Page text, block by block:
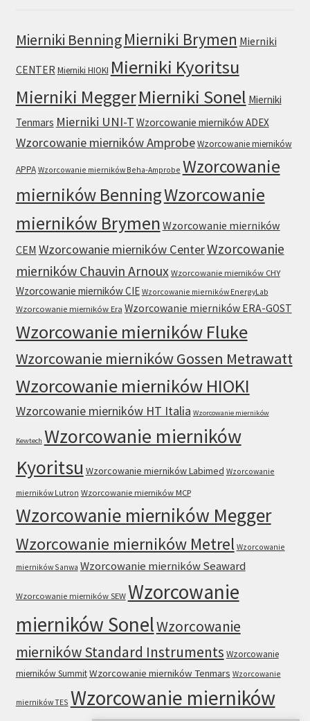
Mierniki BenningMierniki Brymen Mierniki
CENTER Mierniki HIOKI Mierniki Kyoritsu
Mierniki MeggerMierniki Sonel Mierniki
Tenmars Mierniki UNI-T Wzorcowanie mierników ADEX
Wzorcowanie mierników AmprobeWzorcowanie mierników
APPA Wzorcowanie mierników Beha-Amprobe Wzorcowanie
mierników BenningWzorcowanie
mierników Brymen Wzorcowanie mierników
CEM Wzorcowanie mierników CenterWzorcowanie
mierników Chauvin Arnoux Wzorcowanie mierników CHY
Wzorcowanie mierników CIE Wzorcowanie mierników EnergyLab
Wzorcowanie mierników Era Wzorcowanie mierników ERA-GOST
Wzorcowanie mierników Fluke
Wzorcowanie mierników Gossen Metrawatt
Wzorcowanie mierników HIOKI
Wzorcowanie mierników HT Italia Wzorcowanie mierników
Kewtech Wzorcowanie mierników
Kyoritsu Wzorcowanie mierników Labimed Wzorcowanie
mierników Lutron Wzorcowanie mierników MCP
Wzorcowanie mierników Megger
Wzorcowanie mierników Metrel Wzorcowanie
mierników Sanwa Wzorcowanie mierników Seaward
Wzorcowanie mierników SEW Wzorcowanie
mierników SonelWzorcowanie
mierników Standard Instruments Wzorcowanie
mierników SummitWzorcowanie mierników Tenmars Wzorcowanie
mierników TES Wzorcowanie mierników